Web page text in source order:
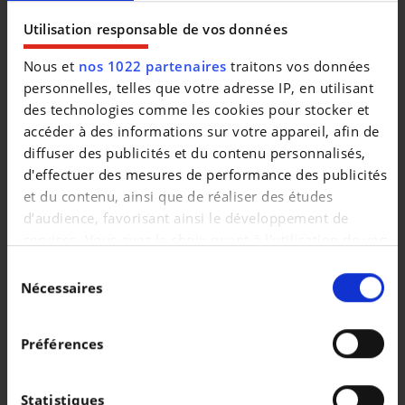
Utilisation responsable de vos données
Nous et nos 1022 partenaires traitons vos données
personnelles, telles que votre adresse IP, en utilisant
des technologies comme les cookies pour stocker et
accéder à des informations sur votre appareil, afin de
diffuser des publicités et du contenu personnalisés,
d'effectuer des mesures de performance des publicités
et du contenu, ainsi que de réaliser des études
d’audience, favorisant ainsi le développement de
services. Vous avez le choix quant à l'utilisation de vos
retirer votre consentement à tout moment en
consultant la Déclaration relative aux cookies ou en
Collecter des informations sur votre localisation
duNécessaires
Préférences
Statistiques
|